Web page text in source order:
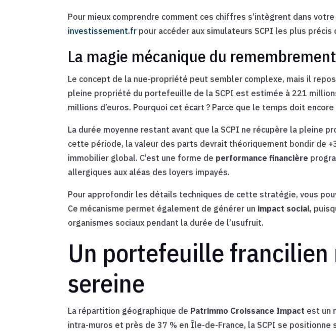
Pour mieux comprendre comment ces chiffres s’intègrent dans
investissement.fr pour accéder aux simulateurs SCPI les plus précis
La magie mécanique du
Le concept de la nue-propriété peut sembler complexe, mais il
pleine propriété du portefeuille de la SCPI est estimée à 221
millions d’euros. Pourquoi cet écart ? Parce que le temps doit
La durée moyenne restant avant que la SCPI ne récupère la pleine
cette période, la valeur des parts devrait théoriquement bondir de
immobilier global. C’est une forme de performance financière
allergiques aux aléas des loyers impayés.
Pour approfondir les détails techniques de cette stratégie, vous
Ce mécanisme permet également de générer un impact social,
organismes sociaux pendant la durée de l’usufruit.
Un portefeuille
sereine
La répartition géographique de Patrimmo Croissance Impact est un
intra-muros et près de 37 % en Île-de-France, la SCPI se